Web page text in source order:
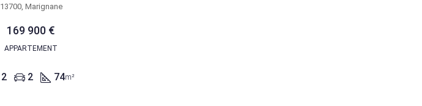
13700, Marignane
169 900 €
APPARTEMENT
2 2 74m²